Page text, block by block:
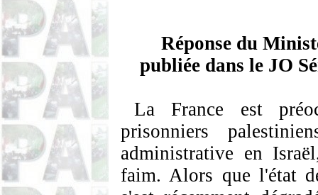
Réponse du
publiée dans le JO
La France est
prisonniers
administrative en
faim. Alors que l'état